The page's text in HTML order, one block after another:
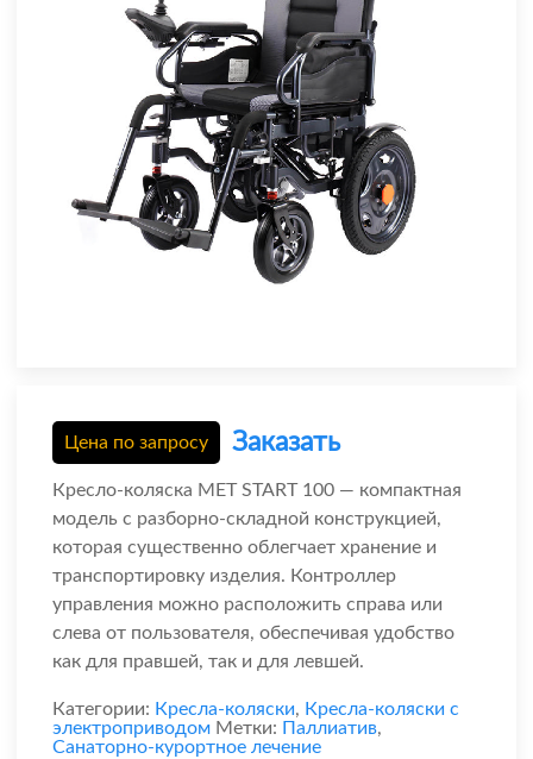
Цена по запросу Заказать
Кресло-коляска MET START 100 — компактная
модель с разборно-складной конструкцией,
которая существенно облегчает хранение и
транспортировку изделия. Контроллер
управления можно расположить справа или
слева от пользователя, обеспечивая удобство
как для правшей, так и для левшей.
Категории: Кресла-коляски, Кресла-коляски с
электроприводом Метки: Паллиатив,
Санаторно-курортное лечение